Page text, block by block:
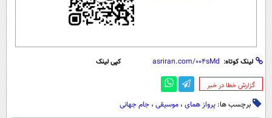
لینک کوتاه: کپی لینک
‌گزارش خطا در خبر
برچسب ها: پرواز همای ، موسیقی ، جام جهانی